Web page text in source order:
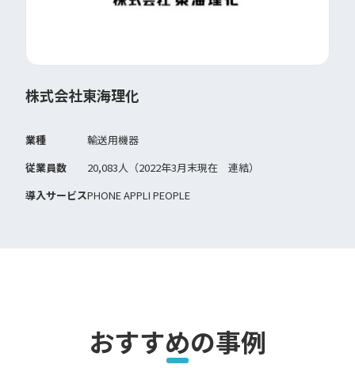
株式会社東海理化
業種
輸送用機器
従業員数
20,083人（2022年3月末現在 連結）
導入サービスPHONE APPLI PEOPLE
おすすめの事例